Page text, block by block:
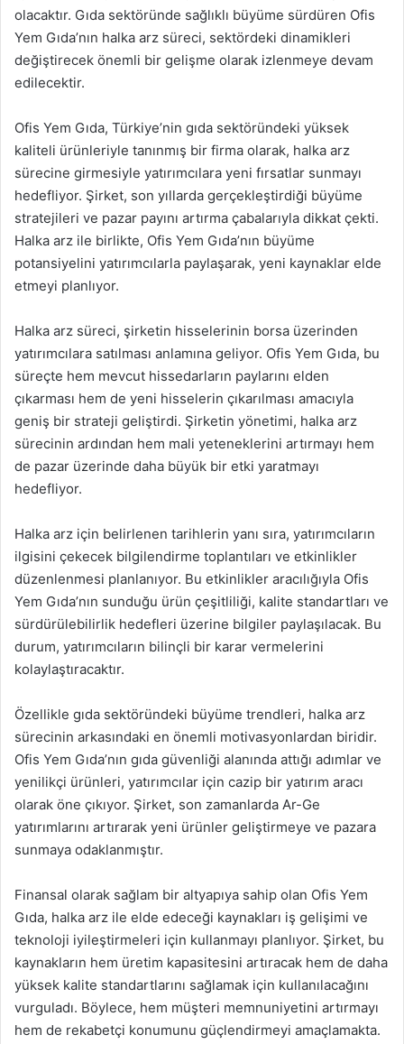
olacaktır. Gıda sektöründe sağlıklı büyüme sürdüren Ofis
Yem Gıda’nın halka arz süreci, sektördeki dinamikleri
değiştirecek önemli bir gelişme olarak izlenmeye devam
edilecektir.
Ofis Yem Gıda, Türkiye’nin gıda sektöründeki yüksek
kaliteli ürünleriyle tanınmış bir firma olarak, halka arz
sürecine girmesiyle yatırımcılara yeni fırsatlar sunmayı
hedefliyor. Şirket, son yıllarda gerçekleştirdiği büyüme
stratejileri ve pazar payını artırma çabalarıyla dikkat çekti.
Halka arz ile birlikte, Ofis Yem Gıda’nın büyüme
potansiyelini yatırımcılarla paylaşarak, yeni kaynaklar elde
etmeyi planlıyor.
Halka arz süreci, şirketin hisselerinin borsa üzerinden
yatırımcılara satılması anlamına geliyor. Ofis Yem Gıda, bu
süreçte hem mevcut hissedarların paylarını elden
çıkarması hem de yeni hisselerin çıkarılması amacıyla
geniş bir strateji geliştirdi. Şirketin yönetimi, halka arz
sürecinin ardından hem mali yeteneklerini artırmayı hem
de pazar üzerinde daha büyük bir etki yaratmayı
hedefliyor.
Halka arz için belirlenen tarihlerin yanı sıra, yatırımcıların
ilgisini çekecek bilgilendirme toplantıları ve etkinlikler
düzenlenmesi planlanıyor. Bu etkinlikler aracılığıyla Ofis
Yem Gıda’nın sunduğu ürün çeşitliliği, kalite standartları ve
sürdürülebilirlik hedefleri üzerine bilgiler paylaşılacak. Bu
durum, yatırımcıların bilinçli bir karar vermelerini
kolaylaştıracaktır.
Özellikle gıda sektöründeki büyüme trendleri, halka arz
sürecinin arkasındaki en önemli motivasyonlardan biridir.
Ofis Yem Gıda’nın gıda güvenliği alanında attığı adımlar ve
yenilikçi ürünleri, yatırımcılar için cazip bir yatırım aracı
olarak öne çıkıyor. Şirket, son zamanlarda Ar-Ge
yatırımlarını artırarak yeni ürünler geliştirmeye ve pazara
sunmaya odaklanmıştır.
Finansal olarak sağlam bir altyapıya sahip olan Ofis Yem
Gıda, halka arz ile elde edeceği kaynakları iş gelişimi ve
teknoloji iyileştirmeleri için kullanmayı planlıyor. Şirket, bu
kaynakların hem üretim kapasitesini artıracak hem de daha
yüksek kalite standartlarını sağlamak için kullanılacağını
vurguladı. Böylece, hem müşteri memnuniyetini artırmayı
hem de rekabetçi konumunu güçlendirmeyi amaçlamakta.